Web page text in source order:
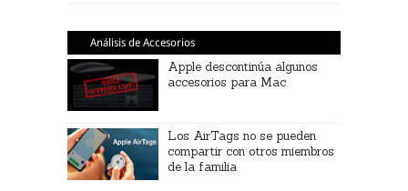
Análisis de Accesorios
Apple descontinúa algunos
accesorios para Mac
Los AirTags no se pueden
compartir con otros miembros
de la familia